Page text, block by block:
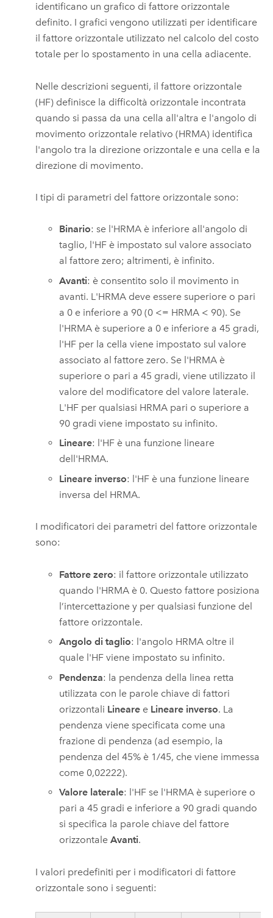
identificano un grafico di fattore orizzontale
definito. I grafici vengono utilizzati per identificare
il fattore orizzontale utilizzato nel calcolo del costo
totale per lo spostamento in una cella adiacente.
Nelle descrizioni seguenti, il fattore orizzontale
(HF) definisce la difficoltà orizzontale incontrata
quando si passa da una cella all'altra e l'angolo di
movimento orizzontale relativo (HRMA) identifica
l'angolo tra la direzione orizzontale e una cella e la
direzione di movimento.
I tipi di parametri del fattore orizzontale sono:
Binario: se l'HRMA è inferiore all'angolo di
taglio, l'HF è impostato sul valore associato
al fattore zero; altrimenti, è infinito.
Avanti: è consentito solo il movimento in
avanti. L'HRMA deve essere superiore o pari
a 0 e inferiore a 90 (0 <= HRMA < 90). Se
l'HRMA è superiore a 0 e inferiore a 45 gradi,
l'HF per la cella viene impostato sul valore
associato al fattore zero. Se l'HRMA è
superiore o pari a 45 gradi, viene utilizzato il
valore del modificatore del valore laterale.
L'HF per qualsiasi HRMA pari o superiore a
90 gradi viene impostato su infinito.
Lineare: l'HF è una funzione lineare
dell'HRMA.
Lineare inverso: l'HF è una funzione lineare
inversa del HRMA.
I modificatori dei parametri del fattore orizzontale
sono:
Fattore zero: il fattore orizzontale utilizzato
quando l'HRMA è 0. Questo fattore posiziona
l’intercettazione y per qualsiasi funzione del
fattore orizzontale.
Angolo di taglio: l'angolo HRMA oltre il
quale l'HF viene impostato su infinito.
Pendenza: la pendenza della linea retta
utilizzata con le parole chiave di fattori
orizzontali Lineare e Lineare inverso. La
pendenza viene specificata come una
frazione di pendenza (ad esempio, la
pendenza del 45% è 1/45, che viene immessa
come 0,02222).
Valore laterale: l'HF se l'HRMA è superiore o
pari a 45 gradi e inferiore a 90 gradi quando
si specifica la parole chiave del fattore
orizzontaleAvanti.
I valori predefiniti per i modificatori di fattore
orizzontale sono i seguenti: